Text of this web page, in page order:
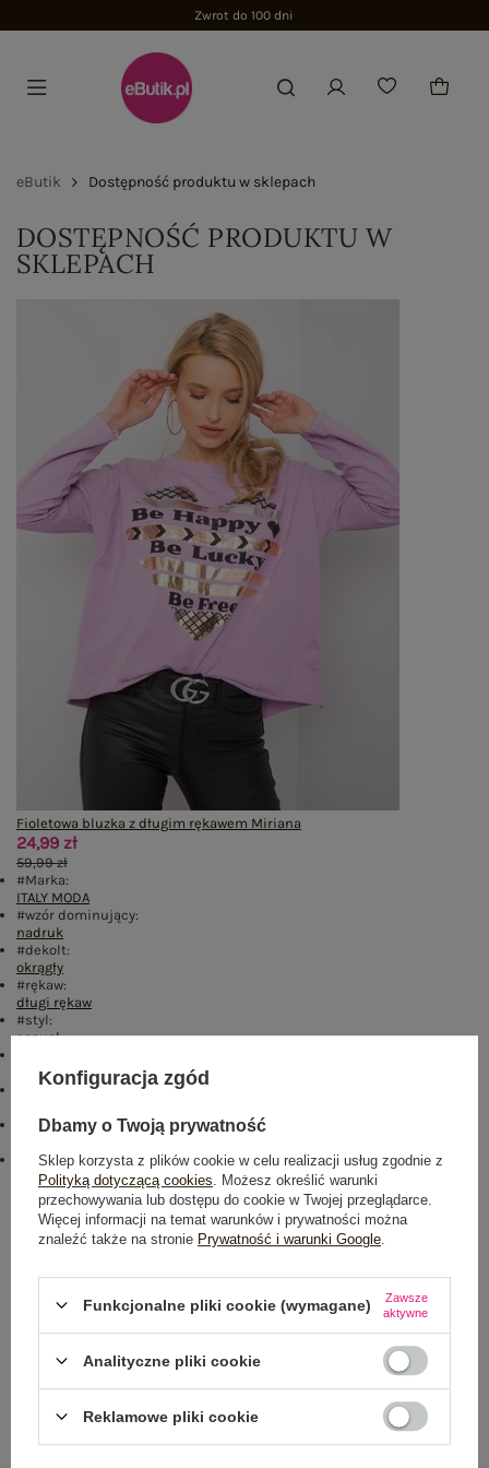
Zwrot do 100 dni
eButik Dostępność produktu w sklepach
DOSTĘPNOŚĆ PRODUKTU W
SKLEPACH
Fioletowa bluzka z długim rękawem Miriana
24,99 zł
59,99 zł
#Marka:
ITALY MODA
#wzór dominujący:
nadruk
#dekolt:
okrągły
#rękaw:
długi rękaw
#styl:
casual
codzienne
Kolory:
#skład materiału :
emblemat_FP:
txt_COTTON COMFORT#546070#FFFFFF dół,lewo ,col
Rozmiar: One size
Centrum Logistyczne Nadarzyn
NEWSLETTER
Konfiguracja zgód
Dbamy o Twoją prywatność
Sklep korzysta z plików cookie w celu realizacji usług zgodnie z
Polityką dotyczącą cookies . Możesz określić warunki
przechowywania lub dostępu do cookie w Twojej przeglądarce.
Więcej informacji na temat warunków i prywatności można
znaleźć także na stronie Prywatność i warunki Google
Funkcjonalne pliki cookie (wymagane)
Zawsze
aktywne
Analityczne pliki cookie
Reklamowe pliki cookie